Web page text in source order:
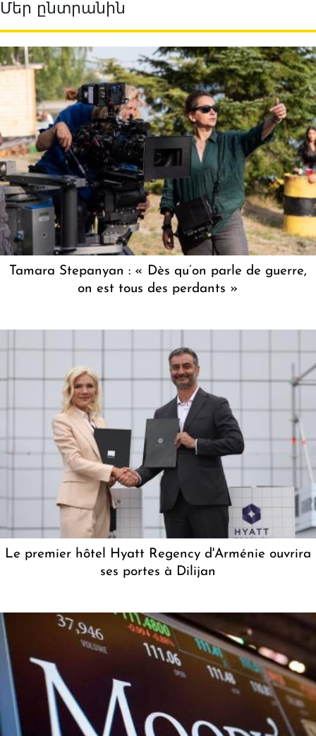
Մեր ընտրանին
Tamara Stepanyan : « Dès qu’on parle de guerre,
on est tous des perdants »
Le premier hôtel Hyatt Regency d'Arménie ouvrira
ses portes à Dilijan